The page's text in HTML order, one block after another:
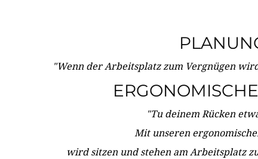
"Wenn der Arbeitsplatz zum Vergnügen
"Tu deinem Rücken
Mit unseren
wird sitzen und stehen am Arbeitsplatz